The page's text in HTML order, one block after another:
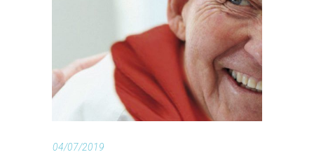
04/07/2019